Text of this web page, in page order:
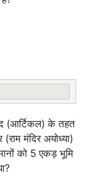
(आर्टिकल) के तहत
मंदिर अयोध्या)
को 5 एकड़ भूमि